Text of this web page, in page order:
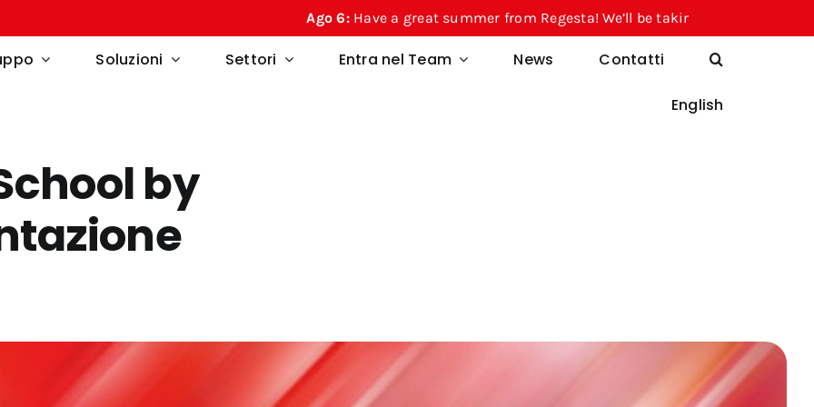
Have a great summer from Regesta! We’ll be taking a break from August 10
Soluzioni Settori Entra nel Team News Contatti
English
by